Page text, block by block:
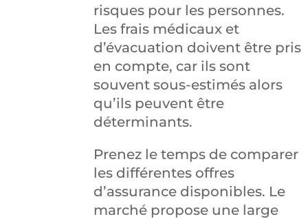
risques pour les personnes.
Les frais médicaux et
d’évacuation doivent être pris
en compte, car ils sont
souvent sous-estimés alors
qu’ils peuvent être
déterminants.
Prenez le temps de comparer
les différentes offres
d’assurance disponibles. Le
marché propose une large